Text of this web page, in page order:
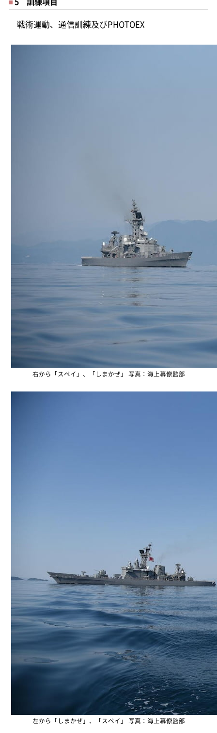
戦術運動、通信訓練及びPHOTOEX
右から「スペイ」、「しまかぜ」 写真：海上幕僚監部
左から「しまかぜ」、「スペイ」 写真：海上幕僚監部